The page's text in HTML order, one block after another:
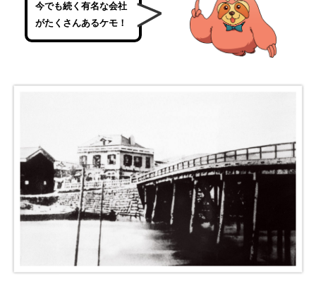
今でも続く有名な会社
がたくさんあるケモ！